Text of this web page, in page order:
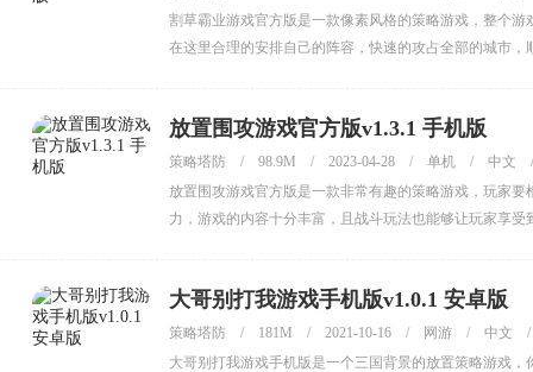
割草霸业游戏官方版是一款像素风格的策略游戏，整个
在这里合理的安排自己的阵容，快速的攻占全部的城市
放置围攻游戏官方版v1.3.1 手机版
策略塔防 / 98.9M / 2023-04-28 / 单机 / 中文
/
放置围攻游戏官方版是一款非常有趣的策略游戏，玩家
力，游戏的内容十分丰富，且战斗玩法也能够让玩家享
大哥别打我游戏手机版v1.0.1 安卓版
策略塔防 / 181M / 2021-10-16 / 网游 / 中文
/
大哥别打我游戏手机版是一个三国背景的放置策略游戏